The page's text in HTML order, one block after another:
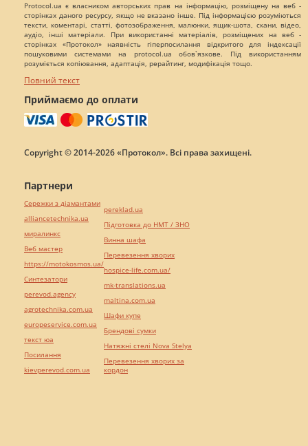
Protocol.ua є власником авторських прав на інформацію, розміщену на веб -
сторінках даного ресурсу, якщо не вказано інше. Під інформацією розуміються
тексти, коментарі, статті, фотозображення, малюнки, ящик-шота, скани, відео,
аудіо, інші матеріали. При використанні матеріалів, розміщених на веб -
сторінках «Протокол» наявність гіперпосилання відкритого для індексації
пошуковими системами на protocol.ua обов`язкове. Під використанням
розуміється копіювання, адаптація, рерайтинг, модифікація тощо.
Повний текст
Приймаємо до оплати
Copyright © 2014-2026 «Протокол». Всі права захищені.
Партнери
Сережки з діамантами
alliancetechnika.ua
миралинкс
Веб мастер
https://motokosmos.ua/
Синтезатори
perevod.agency
agrotechnika.com.ua
europeservice.com.ua
текст юа
Посилання
kievperevod.com.ua
pereklad.ua
Підготовка до НМТ / ЗНО
Винна шафа
Перевезення хворих
hospice-life.com.ua/
mk-translations.ua
maltina.com.ua
Шафи купе
Брендові сумки
Натяжні стелі Nova Stelya
Перевезення хворих за
кордон